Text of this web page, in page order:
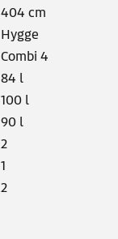
404 cm
Hygge
Combi 4
84 l
100 l
90 l
2
1
2